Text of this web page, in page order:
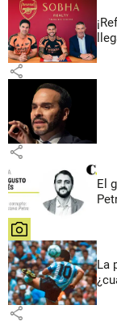
share
share
El
share
La
share